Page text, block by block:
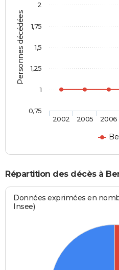
Personnes décédées
2002 2005 2006
0,75
1
1,25
1,5
1,75
2
Répartition des décès à
Données exprimées en
Insee)